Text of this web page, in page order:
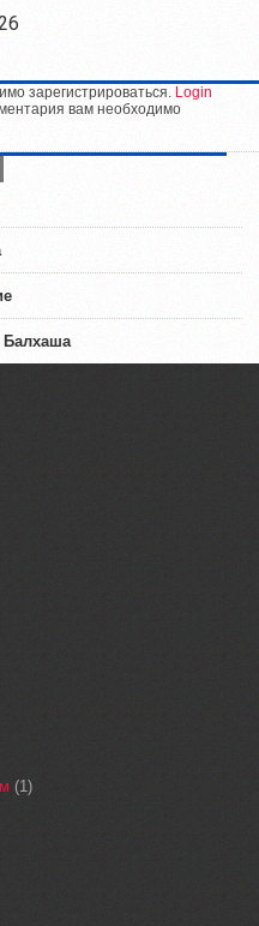
зарегистрироваться. Login
вам необходимо
Балхаша
(1)